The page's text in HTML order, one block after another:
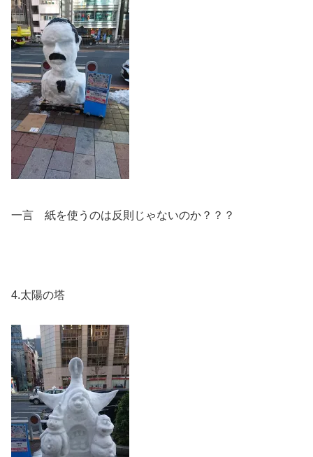
一言 紙を使うのは反則じゃないのか？？？
4.太陽の塔